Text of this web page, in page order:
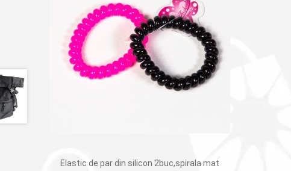
Elastic de par din silicon 2buc,spirala mat